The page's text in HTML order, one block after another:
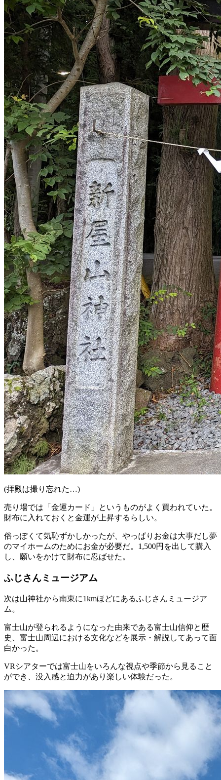
(拝殿は撮り忘れた…)
売り場では「金運カード」というものがよく買われていた。
財布に入れておくと金運が上昇するらしい。
俗っぽくて気恥ずかしかったが、やっぱりお金は大事だし夢
のマイホームのためにお金が必要だ。1,500円を出して購入
し、願いをかけて財布に忍ばせた。
ふじさんミュージアム
次は山神社から南東に1kmほどにあるふじさんミュージア
ム。
富士山が登られるようになった由来である富士山信仰と歴
史、富士山周辺における文化などを展示・解説してあって面
白かった。
VRシアターでは富士山をいろんな視点や季節から見ること
ができ、没入感と迫力があり楽しい体験だった。